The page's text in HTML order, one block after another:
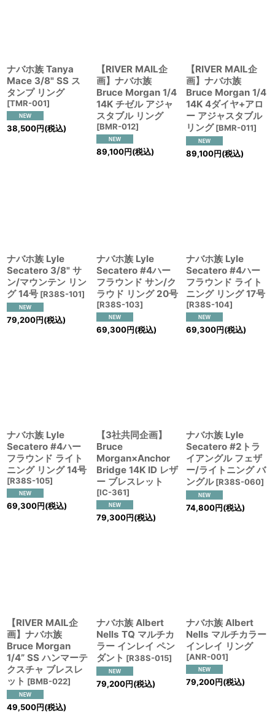
ナバホ族 Tanya
Mace 3/8" SS ス
タンプ リング
[TMR-001]
38,500円(税込)
【RIVER MAIL企
画】ナバホ族
Bruce Morgan 1/4
14K チゼル アジャ
スタブル リング
[BMR-012]
89,100円(税込)
【RIVER MAIL企
画】ナバホ族
Bruce Morgan 1/4
14K 4ダイヤ+アロ
ー アジャスタブル
リング [BMR-011]
89,100円(税込)
ナバホ族 Lyle
Secatero 3/8" サ
ン/マウンテン リン
グ 14号 [R38S-101]
79,200円(税込)
ナバホ族 Lyle
Secatero #4ハー
フラウンド サン/ク
ラウド リング 20号
[R38S-103]
69,300円(税込)
ナバホ族 Lyle
Secatero #4ハー
フラウンド ライト
ニング リング 17号
[R38S-104]
69,300円(税込)
ナバホ族 Lyle
Secatero #4ハー
フラウンド ライト
ニング リング 14号
[R38S-105]
69,300円(税込)
【3社共同企画】
Bruce
Morgan×Anchor
Bridge 14K ID レザ
ー ブレスレット
[IC-361]
79,300円(税込)
ナバホ族 Lyle
Secatero #2トラ
イアングル フェザ
ー/ライトニング バ
ングル [R38S-060]
74,800円(税込)
【RIVER MAIL企
画】ナバホ族
Bruce Morgan
1/4” SS ハンマーテ
クスチャ ブレスレ
ット [BMB-022]
49,500円(税込)
ナバホ族 Albert
Nells TQ マルチカ
ラー インレイ ペン
ダント [R38S-015]
79,200円(税込)
ナバホ族 Albert
Nells マルチカラー
インレイ リング
[ANR-001]
79,200円(税込)